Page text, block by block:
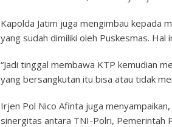
Kapolda Jatim juga mengimbau kepada
yang sudah dimiliki oleh Puskesmas. Hal
“Jadi tinggal membawa KTP kemudian
yang bersangkutan itu bisa atau tidak
Irjen Pol Nico Afinta juga
sinergitas antara TNI-Polri, Pemerintah